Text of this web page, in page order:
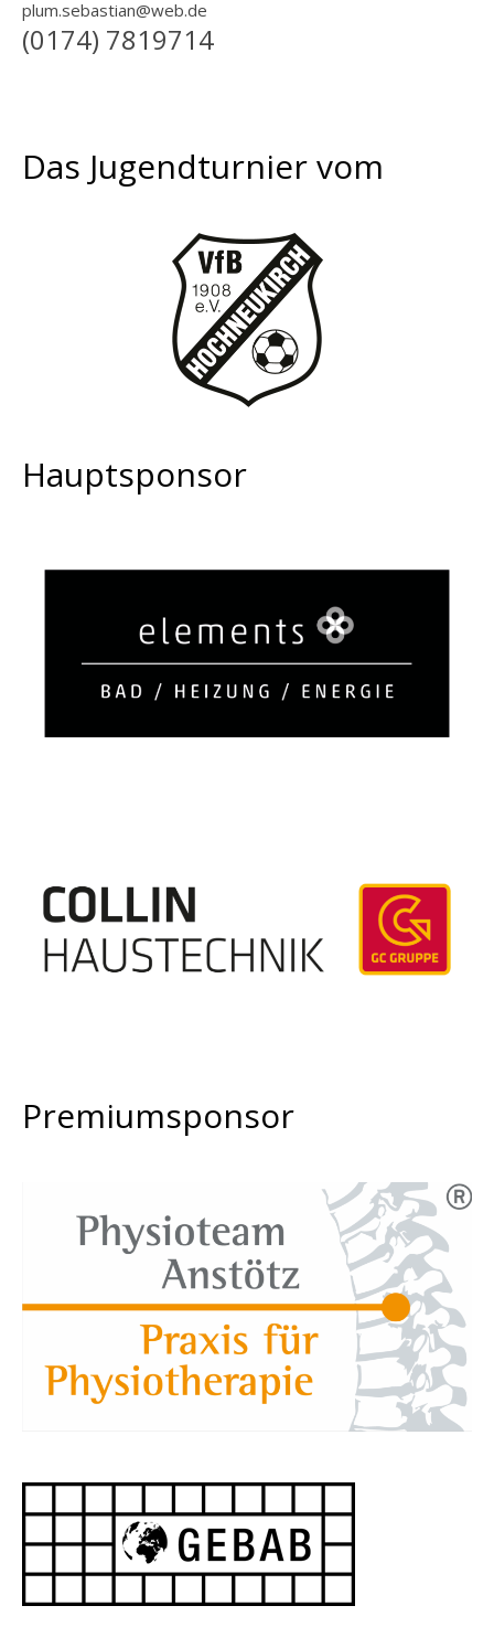
plum.sebastian@web.de
(0174) 7819714
Das Jugendturnier vom
Hauptsponsor
Premiumsponsor